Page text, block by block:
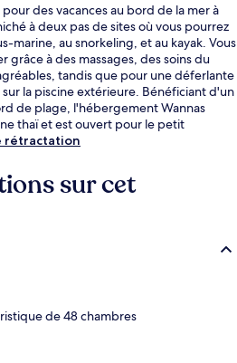
des vacances au bord de la mer à
à deux pas de sites où vous pourrez
marine, au snorkeling, et au kayak. Vous
grâce à des massages, des soins du
tandis que pour une déferlante
la piscine extérieure. Bénéficiant d'un
de plage, l'hébergement Wannas
thaï et est ouvert pour le petit
Ce complexe touristique de style Art
autres voyageurs adorent le personnel
rétractation
sur cet
de 48 chambres